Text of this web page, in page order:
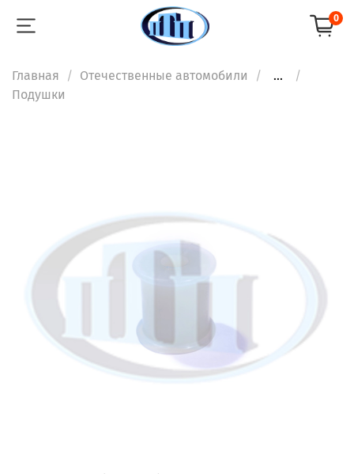
0
Главная Отечественные автомобили
...
Подушки